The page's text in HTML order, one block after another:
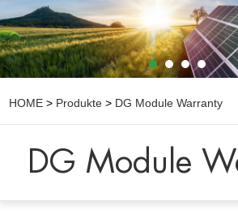
HOME > Produkte > DG Module Warranty
DG Module